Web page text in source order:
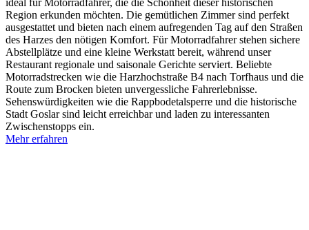
ideal für Motorradfahrer, die die Schönheit dieser historischen
Region erkunden möchten. Die gemütlichen Zimmer sind perfekt
ausgestattet und bieten nach einem aufregenden Tag auf den Straßen
des Harzes den nötigen Komfort. Für Motorradfahrer stehen sichere
Abstellplätze und eine kleine Werkstatt bereit, während unser
Restaurant regionale und saisonale Gerichte serviert. Beliebte
Motorradstrecken wie die Harzhochstraße B4 nach Torfhaus und die
Route zum Brocken bieten unvergessliche Fahrerlebnisse.
Sehenswürdigkeiten wie die Rappbodetalsperre und die historische
Stadt Goslar sind leicht erreichbar und laden zu interessanten
Zwischenstopps ein.
Mehr erfahren